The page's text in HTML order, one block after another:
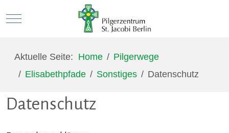
Mobile Menu Toggle
Aktuelle Seite: Home
Pilgerwege
Elisabethpfade
Sonstiges Datenschutz
Datenschutz